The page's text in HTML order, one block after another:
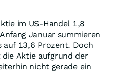
im US-Handel 1,8
Januar summieren
auf 13,6 Prozent. Doch
Aktie aufgrund der
nicht gerade ein